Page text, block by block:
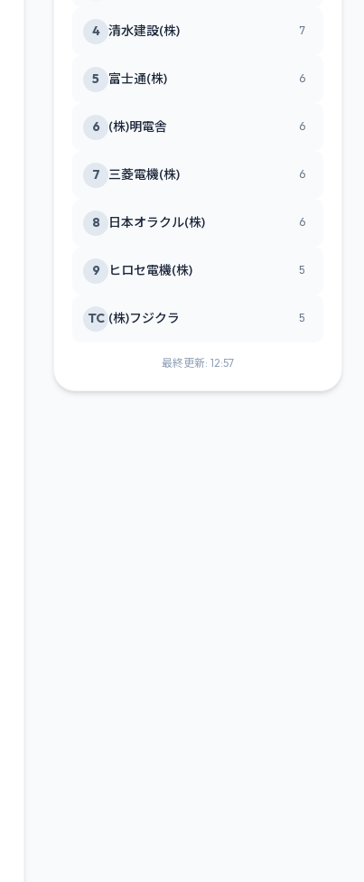
4 清水建設(株) 7
5 富士通(株) 6
6 (株)明電舎 6
7 三菱電機(株) 6
8 日本オラクル(株) 6
9 ヒロセ電機(株) 5
TC (株)フジクラ 5
最終更新: 12:57